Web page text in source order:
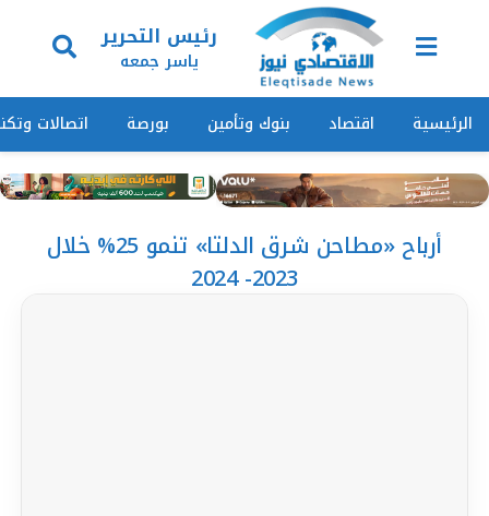
رئيس التحرير
ياسر جمعه
الرئيسية اقتصاد بنوك وتأمين بورصة اتصالات
أرباح «مطاحن شرق الدلتا» تنمو 25% خلال
2023- 2024